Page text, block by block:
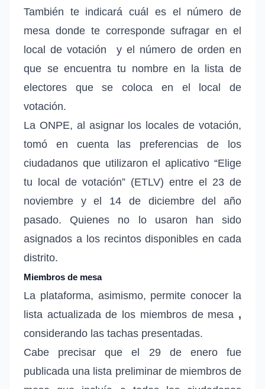
También te indicará cuál es el número de
mesa donde te corresponde sufragar en el
local de votación
y el número de orden en
que se encuentra tu nombre en la lista de
electores que se coloca en el local de
votación.
La ONPE, al asignar los locales de votación,
tomó en cuenta las preferencias de los
ciudadanos que utilizaron el aplicativo “Elige
tu local de votación” (ETLV) entre el 23 de
noviembre y el 14 de diciembre del año
pasado. Quienes no lo usaron han sido
asignados a los recintos disponibles en cada
distrito.
Miembros de mesa
La plataforma, asimismo, permite conocer la
lista actualizada de los miembros de mesa ,
considerando las tachas presentadas.
Cabe precisar que el 29 de enero fue
publicada una lista preliminar de miembros de